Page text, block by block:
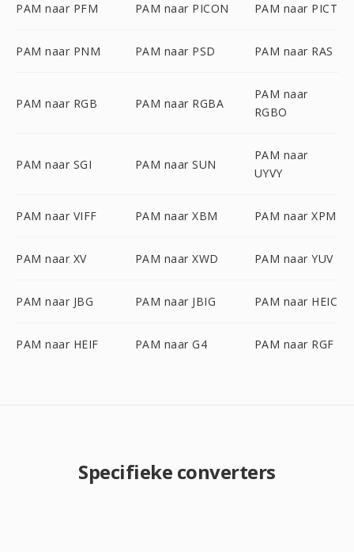
PAM naar PFM PAM naar PICON PAM naar PICT
PAM naar PNM PAM naar PSD PAM naar RAS
PAM naar RGB PAM naar RGBA
PAM naar
RGBO
PAM naar SGI PAM naar SUN
PAM naar
UYVY
PAM naar VIFF PAM naar XBM PAM naar XPM
PAM naar XV PAM naar XWD PAM naar YUV
PAM naar JBG PAM naar JBIG PAM naar HEIC
PAM naar HEIF PAM naar G4 PAM naar RGF
Specifieke converters